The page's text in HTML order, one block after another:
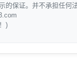
的保证。并不承担任
)